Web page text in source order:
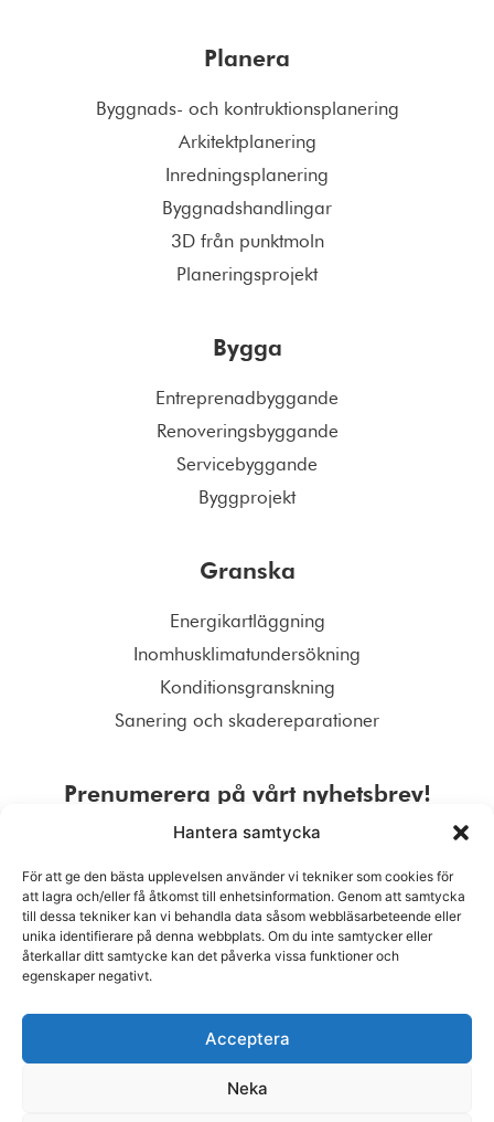
Hantera samtycka
För att ge den bästa upplevelsen använder vi tekniker som cookies för
att lagra och/eller få åtkomst till enhetsinformation. Genom att samtycka
till dessa tekniker kan vi behandla data såsom webbläsarbeteende eller
unika identifierare på denna webbplats. Om du inte samtycker eller
återkallar ditt samtycke kan det påverka vissa funktioner och
egenskaper negativt.
Acceptera
Neka
Planera
Byggnads- och kontruktionsplanering
Arkitektplanering
Inredningsplanering
Byggnadshandlingar
3D från punktmoln
Planeringsprojekt
Bygga
Entreprenadbyggande
Renoveringsbyggande
Servicebyggande
Byggprojekt
Granska
Energikartläggning
Inomhusklimatundersökning
Konditionsgranskning
Sanering och skadereparationer
Prenumerera på vårt nyhetsbrev!
PRENUMERERA